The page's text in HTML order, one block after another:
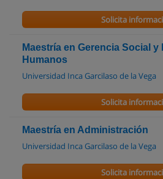
Solicita
Maestría en Gerencia Social
Humanos
Universidad Inca Garcilaso de la Vega
Solicita
Maestría en Administración
Universidad Inca Garcilaso de la Vega
Solicita